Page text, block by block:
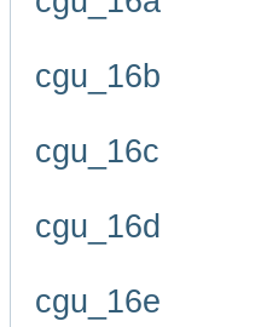
cgu_16b
cgu_16c
cgu_16d
cgu_16e